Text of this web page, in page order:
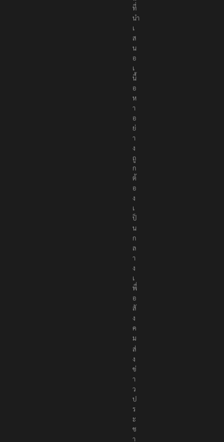
ที่
นำ
เ
ส
น
อ
เ
นื้
อ
ห
า
อ
ย่
า
ง
ถู
ก
ต้
อ
ง
เ
ป็
น
ก
ล
า
ง
เ
พื่
อ
สั
ง
ค
ม
ส่
ง
ข่
า
ว
ป
ร
ะ
ช
า